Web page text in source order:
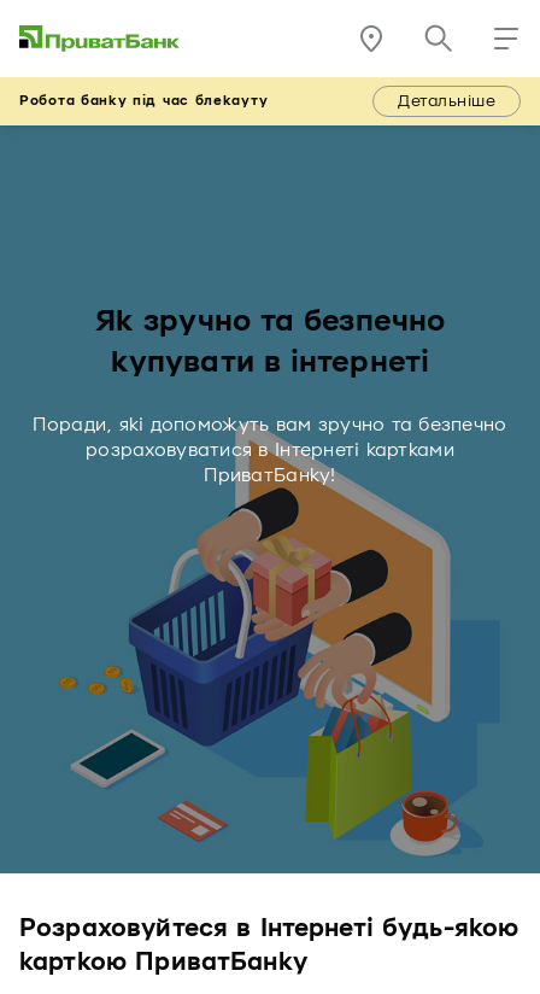
Робота банку під час блекауту Детальніше
Як зручно та безпечно
купувати в інтернеті
Поради, які допоможуть вам зручно та безпечно
розраховуватися в Інтернеті картками
ПриватБанку!
Розраховуйтеся в Інтернеті будь-якою
карткою ПриватБанку